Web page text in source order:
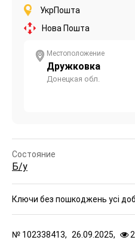
УкрПошта
Нова Пошта
Местоположение
Дружковка
Донецкая обл.
Состояние
Б/у
Ключи без пошкоджень усі
№ 102338413, 26.09.2025,